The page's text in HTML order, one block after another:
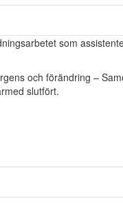
som
och förändring –
slutfört.